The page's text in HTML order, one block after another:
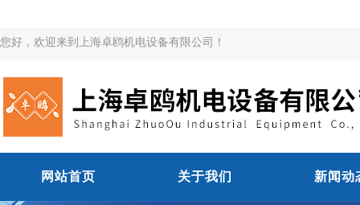
您好，欢迎来到上海卓鸥机电设备有限公司！
网站首页 关于我们 新闻动